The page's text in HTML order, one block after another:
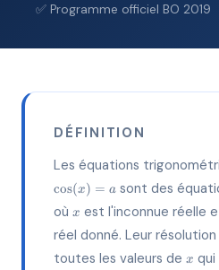
✅ Programme officiel BO 2019
DÉFINITION
Les équations
cos(x) = a sont des
où x
x est l'inconnue réelle
réel donné. Leur
toutes les valeurs de x
x